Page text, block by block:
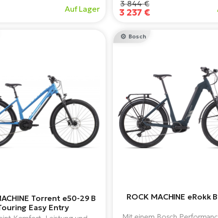
mit maximalem Komfort und
Auf Lager
3 844 €
3 237 €
Torrent e50-29 B
Easy Entry
Bosch
ROCK MACHINE eRokk